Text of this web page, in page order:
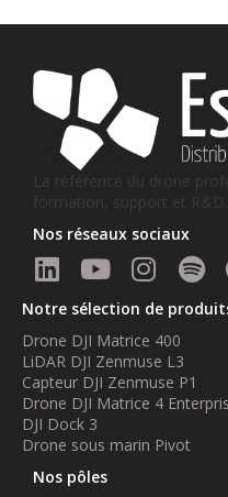
La référence du drone
formation, support et R&D.
Nos réseaux sociaux
Notre sélection de
Drone DJI Matrice 400
LiDAR DJI Zenmuse L3
Capteur DJI Zenmuse P1
Drone DJI Matrice 4
DJI Dock 3
Drone sous marin Pivot
Nos pôles